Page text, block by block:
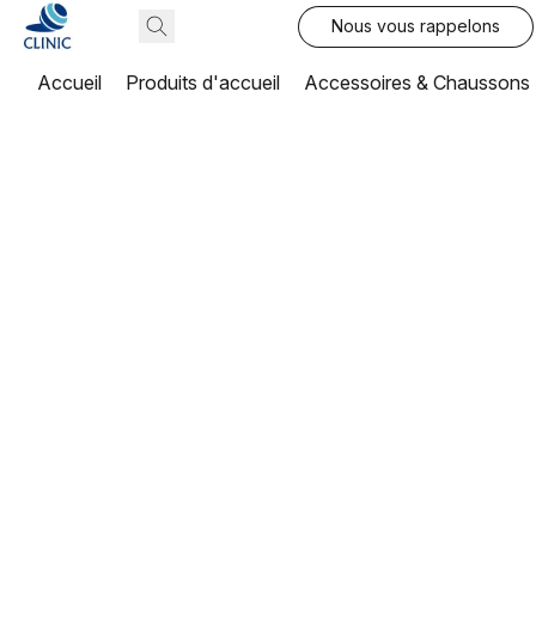
Nous vous rappelons
Accueil Produits d'accueil Accessoires & Chaussons